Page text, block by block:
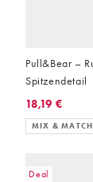
Pull&Bear –
Spitzendetail
18,19 €
MIX & MATCH
Deal